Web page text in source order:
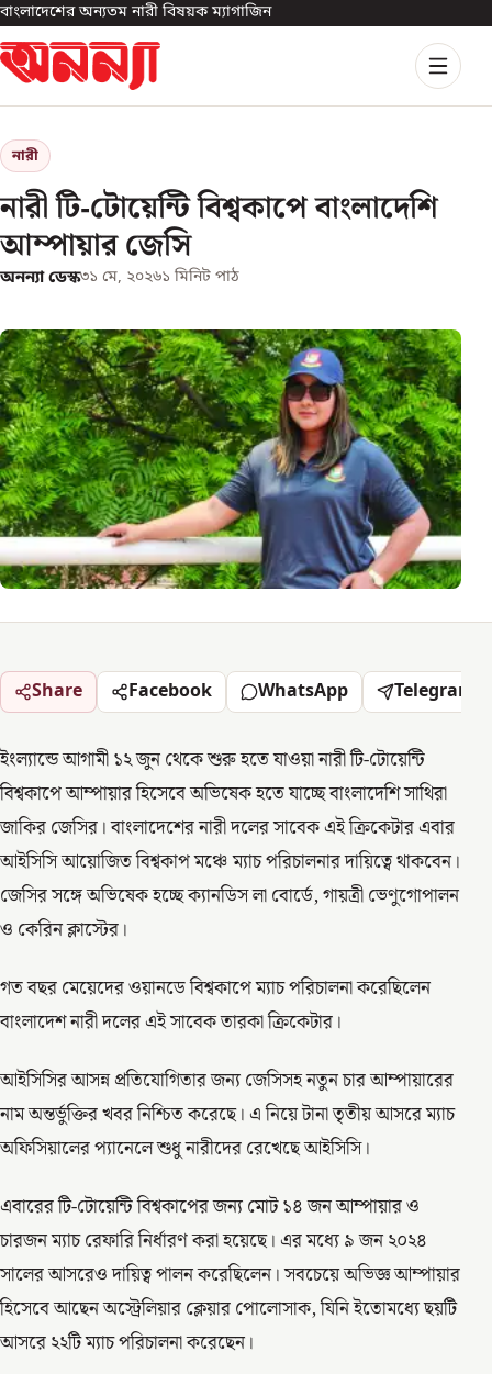
বাংলাদেশের অন্যতম নারী বিষয়ক ম্যাগাজিন
নারী
নারী টি-টোয়েন্টি বিশ্বকাপে বাংলাদেশি
আম্পায়ার জেসি
অনন্যা ডেস্ক৩১ মে, ২০২৬১ মিনিট পাঠ
Share Facebook WhatsApp Telegram
ইংল্যান্ডে আগামী ১২ জুন থেকে শুরু হতে যাওয়া নারী টি-টোয়েন্টি
বিশ্বকাপে আম্পায়ার হিসেবে অভিষেক হতে যাচ্ছে বাংলাদেশি সাথিরা
জাকির জেসির। বাংলাদেশের নারী দলের সাবেক এই ক্রিকেটার এবার
আইসিসি আয়োজিত বিশ্বকাপ মঞ্চে ম্যাচ পরিচালনার দায়িত্বে থাকবেন।
জেসির সঙ্গে অভিষেক হচ্ছে ক্যানডিস লা বোর্ডে, গায়ত্রী ভেণুগোপালন
ও কেরিন ক্লাস্টের।
গত বছর মেয়েদের ওয়ানডে বিশ্বকাপে ম্যাচ পরিচালনা করেছিলেন
বাংলাদেশ নারী দলের এই সাবেক তারকা ক্রিকেটার।
আইসিসির আসন্ন প্রতিযোগিতার জন্য জেসিসহ নতুন চার আম্পায়ারের
নাম অন্তর্ভুক্তির খবর নিশ্চিত করেছে। এ নিয়ে টানা তৃতীয় আসরে ম্যাচ
অফিসিয়ালের প্যানেলে শুধু নারীদের রেখেছে আইসিসি।
এবারের টি-টোয়েন্টি বিশ্বকাপের জন্য মোট ১৪ জন আম্পায়ার ও
চারজন ম্যাচ রেফারি নির্ধারণ করা হয়েছে। এর মধ্যে ৯ জন ২০২৪
সালের আসরেও দায়িত্ব পালন করেছিলেন। সবচেয়ে অভিজ্ঞ আম্পায়ার
হিসেবে আছেন অস্ট্রেলিয়ার ক্লেয়ার পোলোসাক, যিনি ইতোমধ্যে ছয়টি
আসরে ২২টি ম্যাচ পরিচালনা করেছেন।